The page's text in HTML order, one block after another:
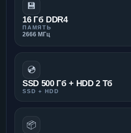
💾
16 Гб DDR4
ПАМЯТЬ
2666 МГц
💿
SSD 500 Гб + HDD 2 Тб
SSD + HDD
📦